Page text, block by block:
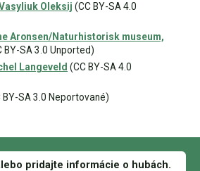
Oleksij (CC BY-SA 4.0
Aronsen/Naturhistorisk museum,
BY-SA 3.0 Unported)
Langeveld (CC BY-SA 4.0
BY-SA 3.0 Neportované)